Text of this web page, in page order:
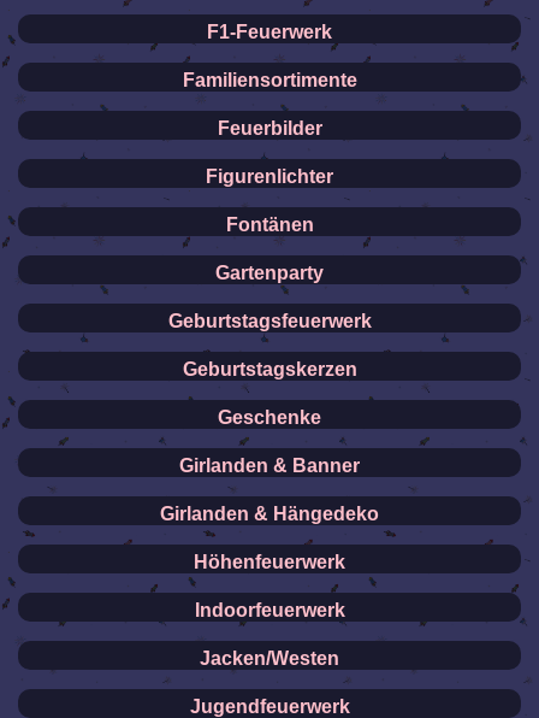
F1-Feuerwerk
Familiensortimente
Feuerbilder
Figurenlichter
Fontänen
Gartenparty
Geburtstagsfeuerwerk
Geburtstagskerzen
Geschenke
Girlanden & Banner
Girlanden & Hängedeko
Höhenfeuerwerk
Indoorfeuerwerk
Jacken/Westen
Jugendfeuerwerk